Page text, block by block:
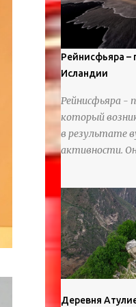
используя
вылепить
https://
Рейнисфьяра –
Исландии
Рейнисфьяра -
который
в результате
активности.
массивные
шестиугольные
утесы,
береговую
каменные арки.
Деревня